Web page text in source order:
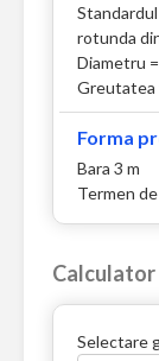
rotunda
Diametru
Greutatea
Forma
Bara 3 m
Termen
Calculator
Selectare